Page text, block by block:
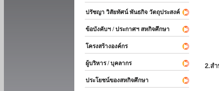
ปรัชญา วิสัยทัศน์ พันธกิจ วัตถุประสงค์
ข้อบังคับฯ / ประกาศฯ สหกิจศึกษา
โครงสร้างองค์กร
ผู้บริหาร / บุคลากร
ประโยชน์ของสหกิจศึกษา
2.ส